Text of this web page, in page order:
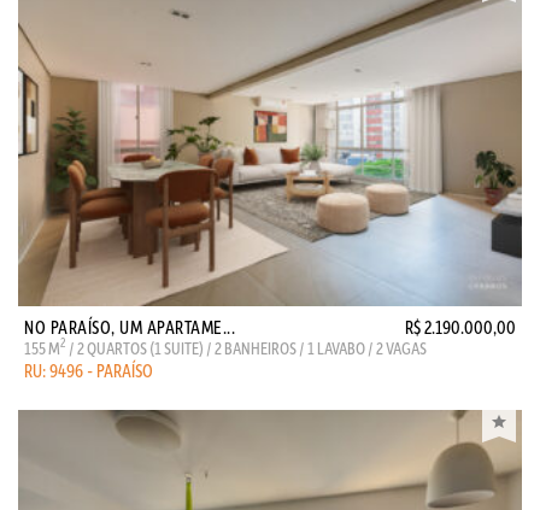
NO PARAÍSO, UM APARTAME... R$ 2.190.000,00
155 M2 / 2 QUARTOS (1 SUITE) / 2 BANHEIROS / 1 LAVABO / 2 VAGAS
RU: 9496 - PARAÍSO